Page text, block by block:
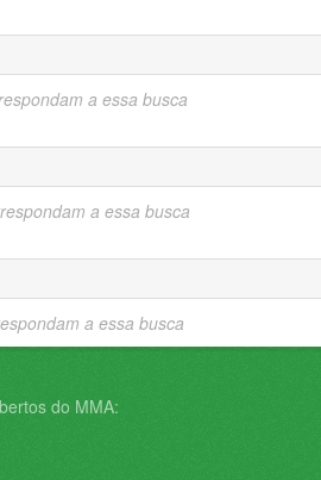
a essa busca
a essa busca
a essa busca
do MMA: